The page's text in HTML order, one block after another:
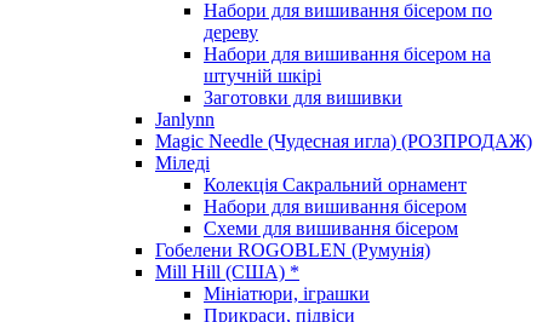
Набори для вишивання бісером по
дереву
Набори для вишивання бісером на
штучній шкірі
Заготовки для вишивки
Janlynn
Magic Needle (Чудесная игла) (РОЗПРОДАЖ)
Міледі
Колекція Сакральний орнамент
Набори для вишивання бісером
Схеми для вишивання бісером
Гобелени ROGOBLEN (Румунія)
Mill Hill (США) *
Мініатюри, іграшки
Прикраси, підвіси